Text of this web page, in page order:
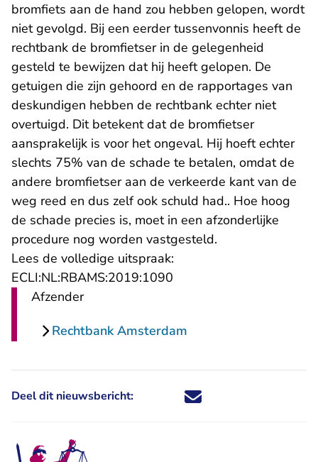
bromfiets aan de hand zou hebben gelopen, wordt
niet gevolgd. Bij een eerder tussenvonnis heeft de
rechtbank de bromfietser in de gelegenheid
gesteld te bewijzen dat hij heeft gelopen. De
getuigen die zijn gehoord en de rapportages van
deskundigen hebben de rechtbank echter niet
overtuigd. Dit betekent dat de bromfietser
aansprakelijk is voor het ongeval. Hij hoeft echter
slechts 75% van de schade te betalen, omdat de
andere bromfietser aan de verkeerde kant van de
weg reed en dus zelf ook schuld had.. Hoe hoog
de schade precies is, moet in een afzonderlijke
procedure nog worden vastgesteld.
Lees de volledige uitspraak:
ECLI:NL:RBAMS:2019:1090
Afzender
Rechtbank Amsterdam
Deel dit nieuwsbericht: Deel dit nieuwsbericht via X -
Deel dit nieuwsbericht via
Deel dit nieuwsbericht
Deel dit